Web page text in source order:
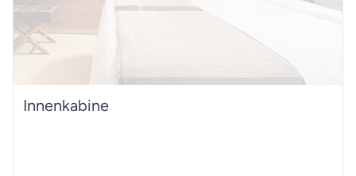
Innenkabine